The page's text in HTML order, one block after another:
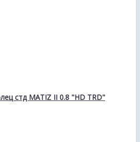
стд MATIZ II 0.8 "HD TRD"